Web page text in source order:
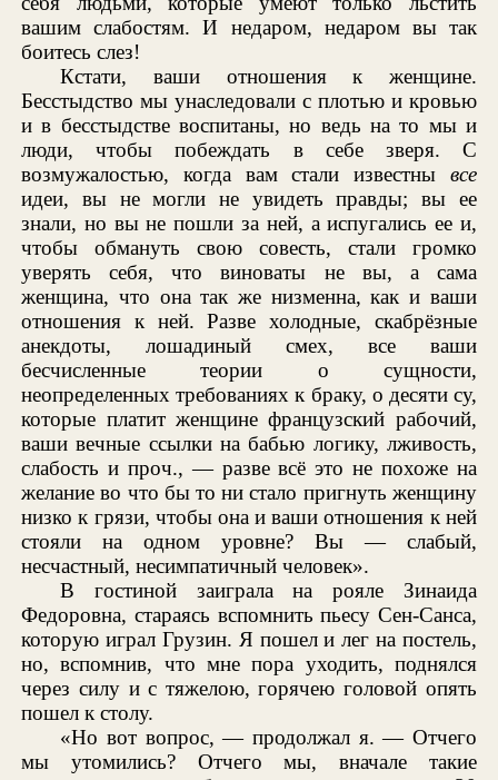
вашим слабостям. И недаром, недаром вы так
боитесь слез!
Кстати, ваши отношения к женщине.
Бесстыдство мы унаследовали с плотью и кровью
и в бесстыдстве воспитаны, но ведь на то мы и
люди, чтобы побеждать в себе зверя. С
возмужалостью, когда вам стали известны все
идеи, вы не могли не увидеть правды; вы ее
знали, но вы не пошли за ней, а испугались ее и,
чтобы обмануть свою совесть, стали громко
уверять себя, что виноваты не вы, а сама
женщина, что она так же низменна, как и ваши
отношения к ней. Разве холодные, скабрёзные
анекдоты, лошадиный смех, все ваши
бесчисленные теории о сущности,
неопределенных требованиях к браку, о десяти су,
которые платит женщине французский рабочий,
ваши вечные ссылки на бабью логику, лживость,
слабость и проч., — разве всё это не похоже на
желание во что бы то ни стало пригнуть женщину
низко к грязи, чтобы она и ваши отношения к ней
стояли на одном уровне? Вы — слабый,
несчастный, несимпатичный человек».
В гостиной заиграла на рояле Зинаида
Федоровна, стараясь вспомнить пьесу Сен-Санса,
которую играл Грузин. Я пошел и лег на постель,
но, вспомнив, что мне пора уходить, поднялся
через силу и с тяжелою, горячею головой опять
пошел к столу.
«Но вот вопрос, — продолжал я. — Отчего
мы утомились? Отчего мы, вначале такие